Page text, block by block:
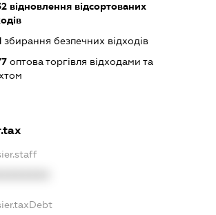
відновлення відсортованих
збирання безпечних відходів
оптова торгівля відходами та